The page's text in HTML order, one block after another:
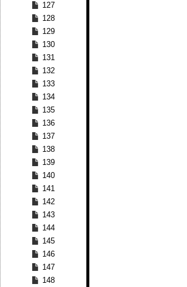
127
128
129
130
131
132
133
134
135
136
137
138
139
140
141
142
143
144
145
146
147
148